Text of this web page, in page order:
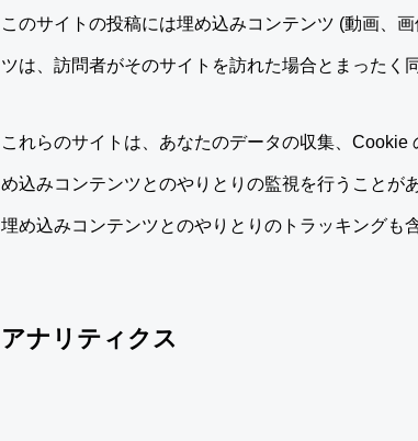
このサイトの投稿には埋め込みコンテンツ (動画、
ツは、訪問者がそのサイトを訪れた場合とまったく
これらのサイトは、あなたのデータの収集、
め込みコンテンツとのやりとりの監視を行うことが
埋め込みコンテンツとのやりとりのトラッキングも
アナリティクス